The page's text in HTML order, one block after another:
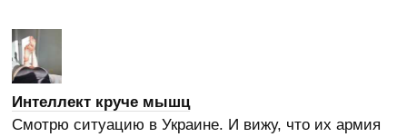
Интеллект круче мышц
Смотрю ситуацию в Украине. И вижу, что их армия